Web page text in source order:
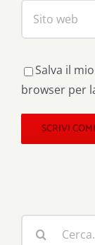
Salva il
browser per